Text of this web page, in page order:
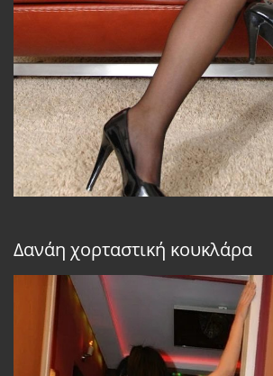
Δανάη χορταστική κουκλάρα